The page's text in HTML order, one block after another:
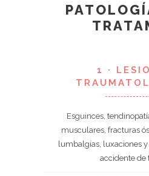
1 ·
Esguinces,
musculares, fracturas
lumbalgias, luxaciones
accidente de